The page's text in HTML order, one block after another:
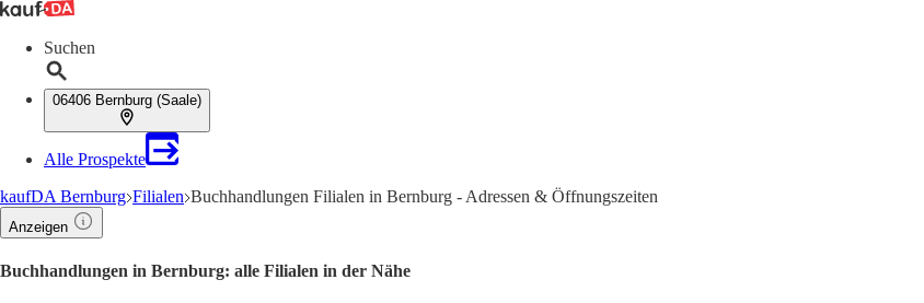
Suchen
06406 Bernburg (Saale)
Alle Prospekte
kaufDA Bernburg Filialen Buchhandlungen Filialen in Bernburg - Adressen & Öffnungszeiten
Anzeigen
Buchhandlungen in Bernburg: alle Filialen in der Nähe